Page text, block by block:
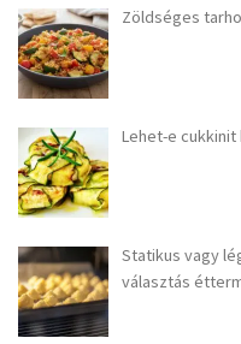
Zöldséges
Lehet-e
Statikus vagy
választás